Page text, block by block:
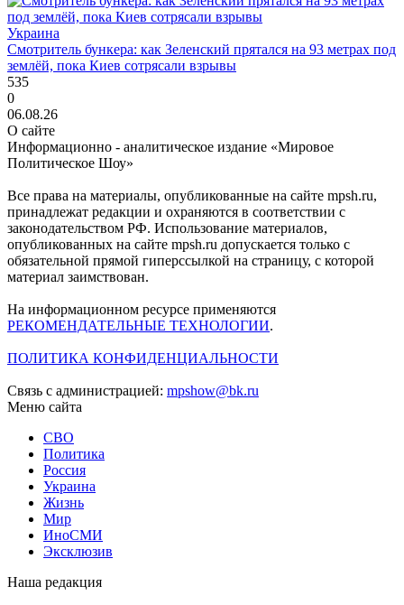
Украина
Смотритель бункера: как Зеленский прятался на 93 метрах под
землёй, пока Киев сотрясали взрывы
535
0
06.08.26
О сайте
Информационно - аналитическое издание «Мировое
Политическое Шоу»
Все права на материалы, опубликованные на сайте mpsh.ru,
принадлежат редакции и охраняются в соответствии с
законодательством РФ. Использование материалов,
опубликованных на сайте mpsh.ru допускается только с
обязательной прямой гиперссылкой на страницу, с которой
материал заимствован.
На информационном ресурсе применяются
РЕКОМЕНДАТЕЛЬНЫЕ ТЕХНОЛОГИИ.
ПОЛИТИКА КОНФИДЕНЦИАЛЬНОСТИ
Связь с администрацией: mpshow@bk.ru
Меню сайта
СВО
Политика
Россия
Украина
Жизнь
Мир
ИноСМИ
Эксклюзив
Наша редакция